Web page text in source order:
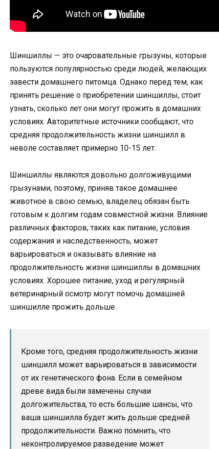
Шиншиллы — это очаровательные грызуны, которые
пользуются популярностью среди людей, желающих
завести домашнего питомца. Однако перед тем, как
принять решение о приобретении шиншиллы, стоит
узнать, сколько лет они могут прожить в домашних
условиях. Авторитетные источники сообщают, что
средняя продолжительность жизни шиншилл в
неволе составляет примерно 10-15 лет.
Шиншиллы являются довольно долгоживущими
грызунами, поэтому, приняв такое домашнее
животное в свою семью, владелец обязан быть
готовым к долгим годам совместной жизни. Влияние
различных факторов, таких как питание, условия
содержания и наследственность, может
варьироваться и оказывать влияние на
продолжительность жизни шиншиллы в домашних
условиях. Хорошее питание, уход и регулярный
ветеринарный осмотр могут помочь домашней
шиншилле прожить дольше.
Кроме того, средняя продолжительность жизни
шиншилл может варьироваться в зависимости
от их генетического фона. Если в семейном
древе вида были замечены случаи
долгожительства, то есть большие шансы, что
ваша шиншилла будет жить дольше средней
продолжительности. Важно помнить, что
неконтролируемое разведение может